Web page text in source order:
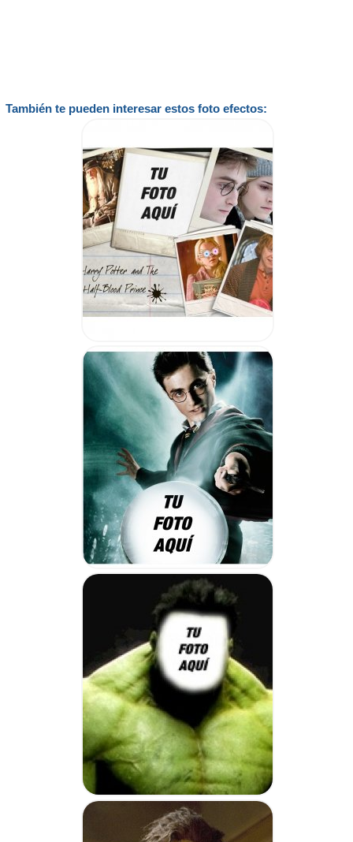
También te pueden interesar estos foto efectos: